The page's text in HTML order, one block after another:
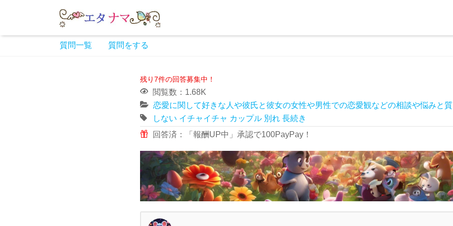
質問一覧 質問をする
残り7件の回答募集中！
閲覧数：1.68K
恋愛に関して好きな人や彼氏と彼女の女性や男性での恋愛観などの相談や悩みと
しない イチャイチャ カップル 別れ 長続き
回答済：「報酬UP中」承認で100PayPay！